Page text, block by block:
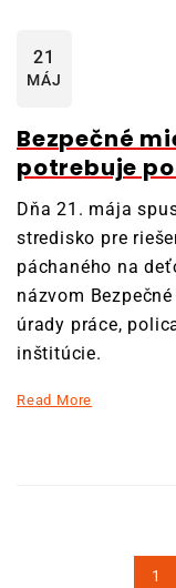
21
MÁJ
Bezpečné
potrebuje
Dňa 21. mája
stredisko pre
páchaného na
názvom
úrady práce,
inštitúcie.
Read More
1